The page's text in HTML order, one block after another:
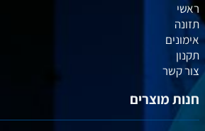
ראשי
תזונה
אימונים
תקנון
צור קשר
חנות מוצרים